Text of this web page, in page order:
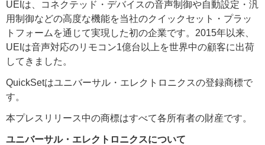
UEIは、コネクテッド・デバイスの音声制御や自動設定・汎
用制御などの高度な機能を当社のクイックセット・プラッ
トフォームを通じて実現した初の企業です。2015年以来、
UEIは音声対応のリモコン1億台以上を世界中の顧客に出荷
してきました。
QuickSetはユニバーサル・エレクトロニクスの登録商標で
す。
本プレスリリース中の商標はすべて各所有者の財産です。
ユニバーサル・エレクトロニクスについて